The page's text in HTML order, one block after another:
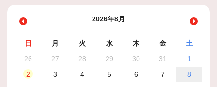
2026年8月
日 月 火 水 木 金
土
26
27 28 29 30 31
1
2
3 4 5 6 7
8